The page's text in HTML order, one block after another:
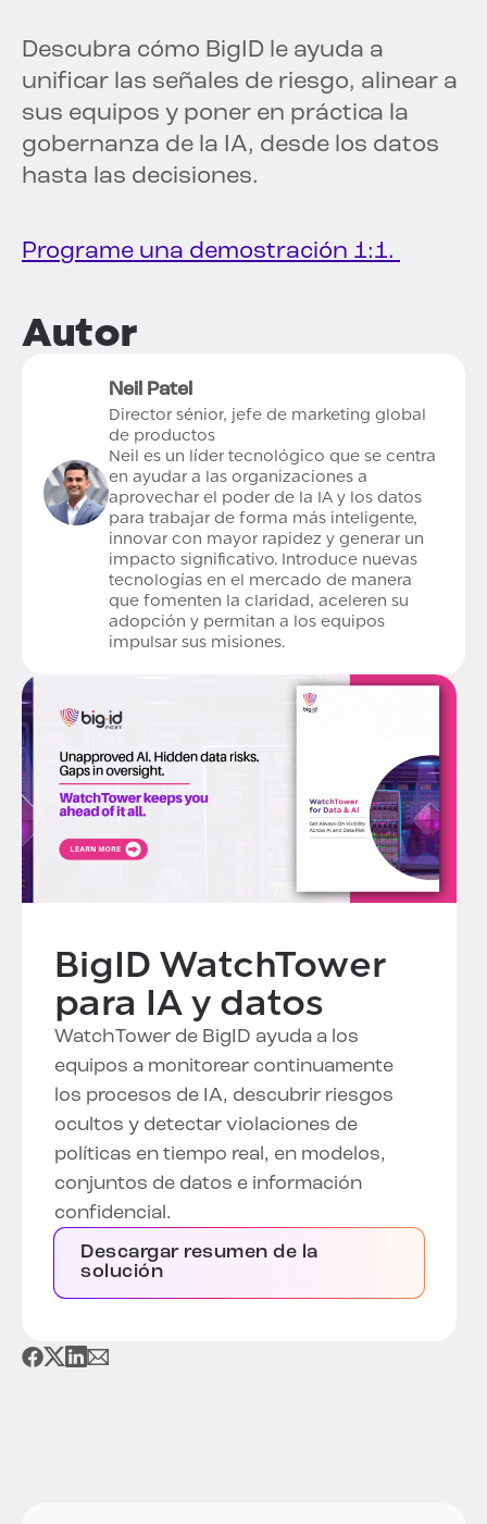
Descubra cómo BigID le ayuda a
unificar las señales de riesgo, alinear a
sus equipos y poner en práctica la
gobernanza de la IA, desde los datos
hasta las decisiones.
Programe una demostración 1:1.
Autor
Neil Patel
Director sénior, jefe de marketing global
de productos
Neil es un líder tecnológico que se centra
en ayudar a las organizaciones a
aprovechar el poder de la IA y los datos
para trabajar de forma más inteligente,
innovar con mayor rapidez y generar un
impacto significativo. Introduce nuevas
tecnologías en el mercado de manera
que fomenten la claridad, aceleren su
adopción y permitan a los equipos
impulsar sus misiones.
BigID WatchTower
para IA y datos
WatchTower de BigID ayuda a los
equipos a monitorear continuamente
los procesos de IA, descubrir riesgos
ocultos y detectar violaciones de
políticas en tiempo real, en modelos,
conjuntos de datos e información
confidencial.
Descargar resumen de la
solución